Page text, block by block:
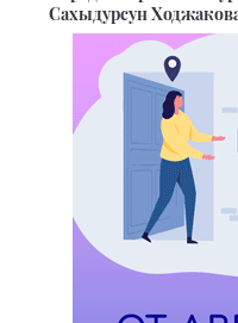
Сахыдурсун